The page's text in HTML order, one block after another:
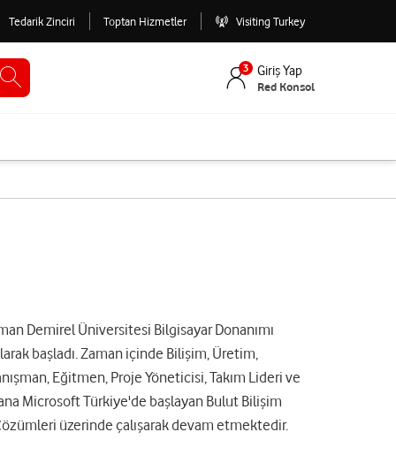
Tedarik Zinciri Toptan Hizmetler Visiting Turkey
3 Giriş Yap
Red Konsol
Demirel Üniversitesi Bilgisayar Donanımı
başladı. Zaman içinde Bilişim, Üretim,
Eğitmen, Proje Yöneticisi, Takım Lideri ve
Microsoft Türkiye'de başlayan Bulut Bilişim
üzerinde çalışarak devam etmektedir.